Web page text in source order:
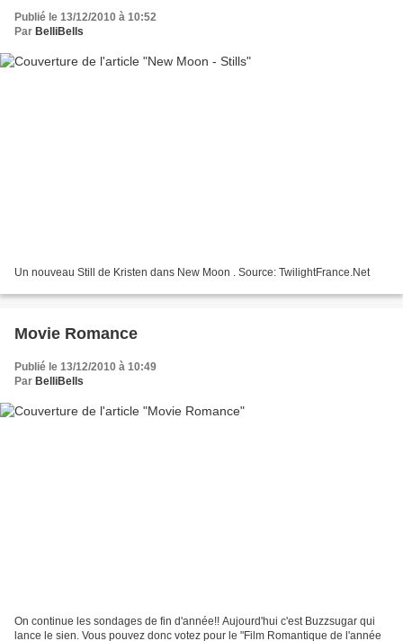
Publié le 13/12/2010 à 10:52
Par BelliBells
Un nouveau Still de Kristen dans New Moon . Source: TwilightFrance.Net
Movie Romance
Publié le 13/12/2010 à 10:49
Par BelliBells
On continue les sondages de fin d'année!! Aujourd'hui c'est Buzzsugar qui
lance le sien. Vous pouvez donc votez pour le "Film Romantique de l'année